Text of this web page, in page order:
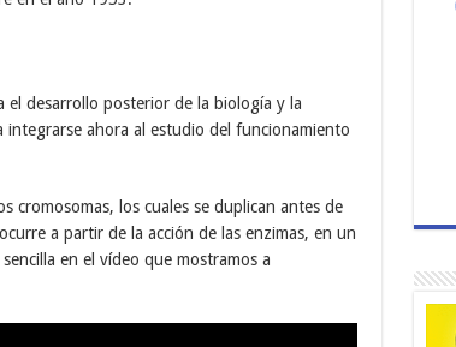
el desarrollo posterior de la biología y la
ahora al estudio del funcionamiento
cromosomas, los cuales se duplican antes de
a partir de la acción de las enzimas, en un
en el vídeo que mostramos a